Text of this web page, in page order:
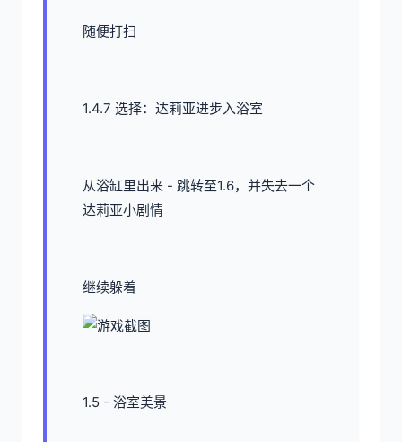
随便打扫
1.4.7 选择：达莉亚进步入浴室
从浴缸里出来 - 跳转至1.6，并失去一个
达莉亚小剧情
继续躲着
1.5 - 浴室美景